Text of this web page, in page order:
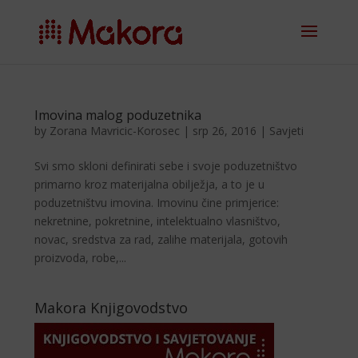
Imovina malog poduzetnika
by Zorana Mavricic-Korosec | srp 26, 2016 | Savjeti
Svi smo skloni definirati sebe i svoje poduzetništvo
primarno kroz materijalna obilježja, a to je u
poduzetništvu imovina. Imovinu čine primjerice:
nekretnine, pokretnine, intelektualno vlasništvo,
novac, sredstva za rad, zalihe materijala, gotovih
proizvoda, robe,...
Makora Knjigovodstvo